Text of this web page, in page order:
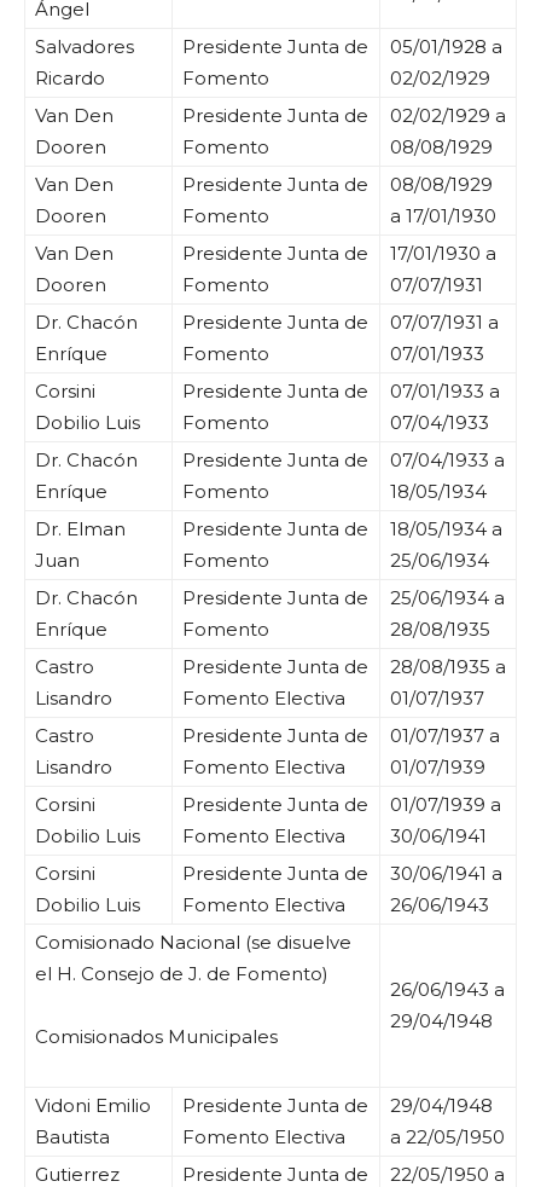
Ángel
Salvadores
Ricardo
Presidente Junta de
Fomento
05/01/1928 a
02/02/1929
Van Den
Dooren
Presidente Junta de
Fomento
02/02/1929 a
08/08/1929
Van Den
Dooren
Presidente Junta de
Fomento
08/08/1929
a 17/01/1930
Van Den
Dooren
Presidente Junta de
Fomento
17/01/1930 a
07/07/1931
Dr. Chacón
Enríque
Presidente Junta de
Fomento
07/07/1931 a
07/01/1933
Corsini
Dobilio Luis
Presidente Junta de
Fomento
07/01/1933 a
07/04/1933
Dr. Chacón
Enríque
Presidente Junta de
Fomento
07/04/1933 a
18/05/1934
Dr. Elman
Juan
Presidente Junta de
Fomento
18/05/1934 a
25/06/1934
Dr. Chacón
Enríque
Presidente Junta de
Fomento
25/06/1934 a
28/08/1935
Castro
Lisandro
Presidente Junta de
Fomento Electiva
28/08/1935 a
01/07/1937
Castro
Lisandro
Presidente Junta de
Fomento Electiva
01/07/1937 a
01/07/1939
Corsini
Dobilio Luis
Presidente Junta de
Fomento Electiva
01/07/1939 a
30/06/1941
Corsini
Dobilio Luis
Presidente Junta de
Fomento Electiva
30/06/1941 a
26/06/1943
Comisionado Nacional (se disuelve
el H. Consejo de J. de Fomento)
Comisionados Municipales
26/06/1943 a
29/04/1948
Vidoni Emilio
Bautista
Presidente Junta de
Fomento Electiva
29/04/1948
a 22/05/1950
Gutierrez
Presidente Junta de
22/05/1950 a